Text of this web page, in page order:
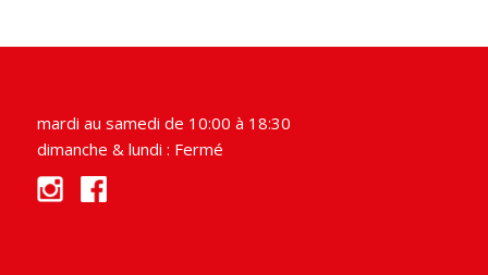
mardi au samedi de 10:00 à 18:30
dimanche & lundi : Fermé